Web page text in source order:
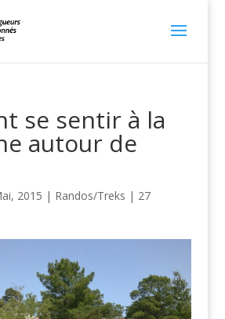
se sentir à la
autour de
2015 | Randos/Treks | 27